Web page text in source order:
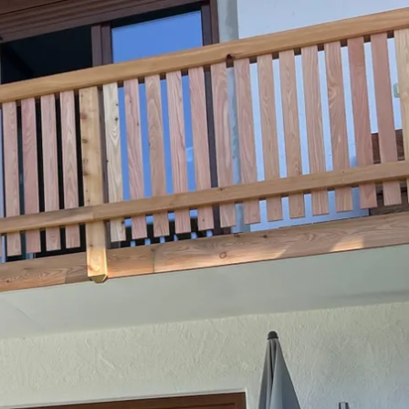
B2B Portal